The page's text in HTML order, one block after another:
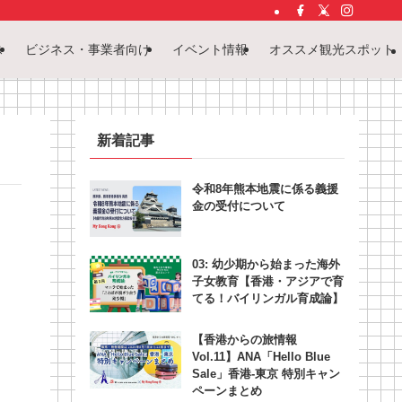
ビジネス・事業者向け イベント情報 オススメ観光スポット
新着記事
令和8年熊本地震に係る義援
金の受付について
03: 幼少期から始まった海外
子女教育【香港・アジアで育
てる！バイリンガル育成論】
【香港からの旅情報
Vol.11】ANA「Hello Blue
Sale」香港‐東京 特別キャン
ペーンまとめ